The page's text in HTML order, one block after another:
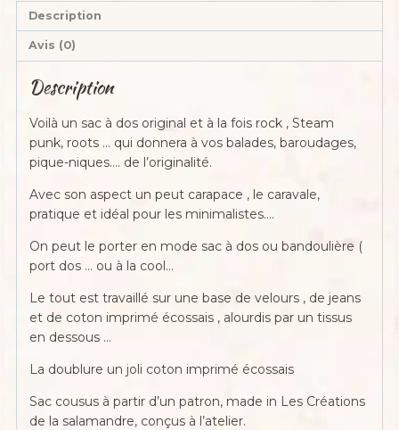
jean's,
velours
et
Description
Avis (0)
Description
Voilà un sac à dos original et à la fois rock , Steam
punk, roots … qui donnera à vos balades, baroudages,
pique-niques…. de l’originalité.
Avec son aspect un peut carapace , le caravale,
pratique et idéal pour les minimalistes….
On peut le porter en mode sac à dos ou bandoulière (
port dos … ou à la cool…
Le tout est travaillé sur une base de velours , de jeans
et de coton imprimé écossais , alourdis par un tissus
en dessous …
La doublure un joli coton imprimé écossais
Sac cousus à partir d’un patron, made in Les Créations
de la salamandre, conçus à l’atelier.